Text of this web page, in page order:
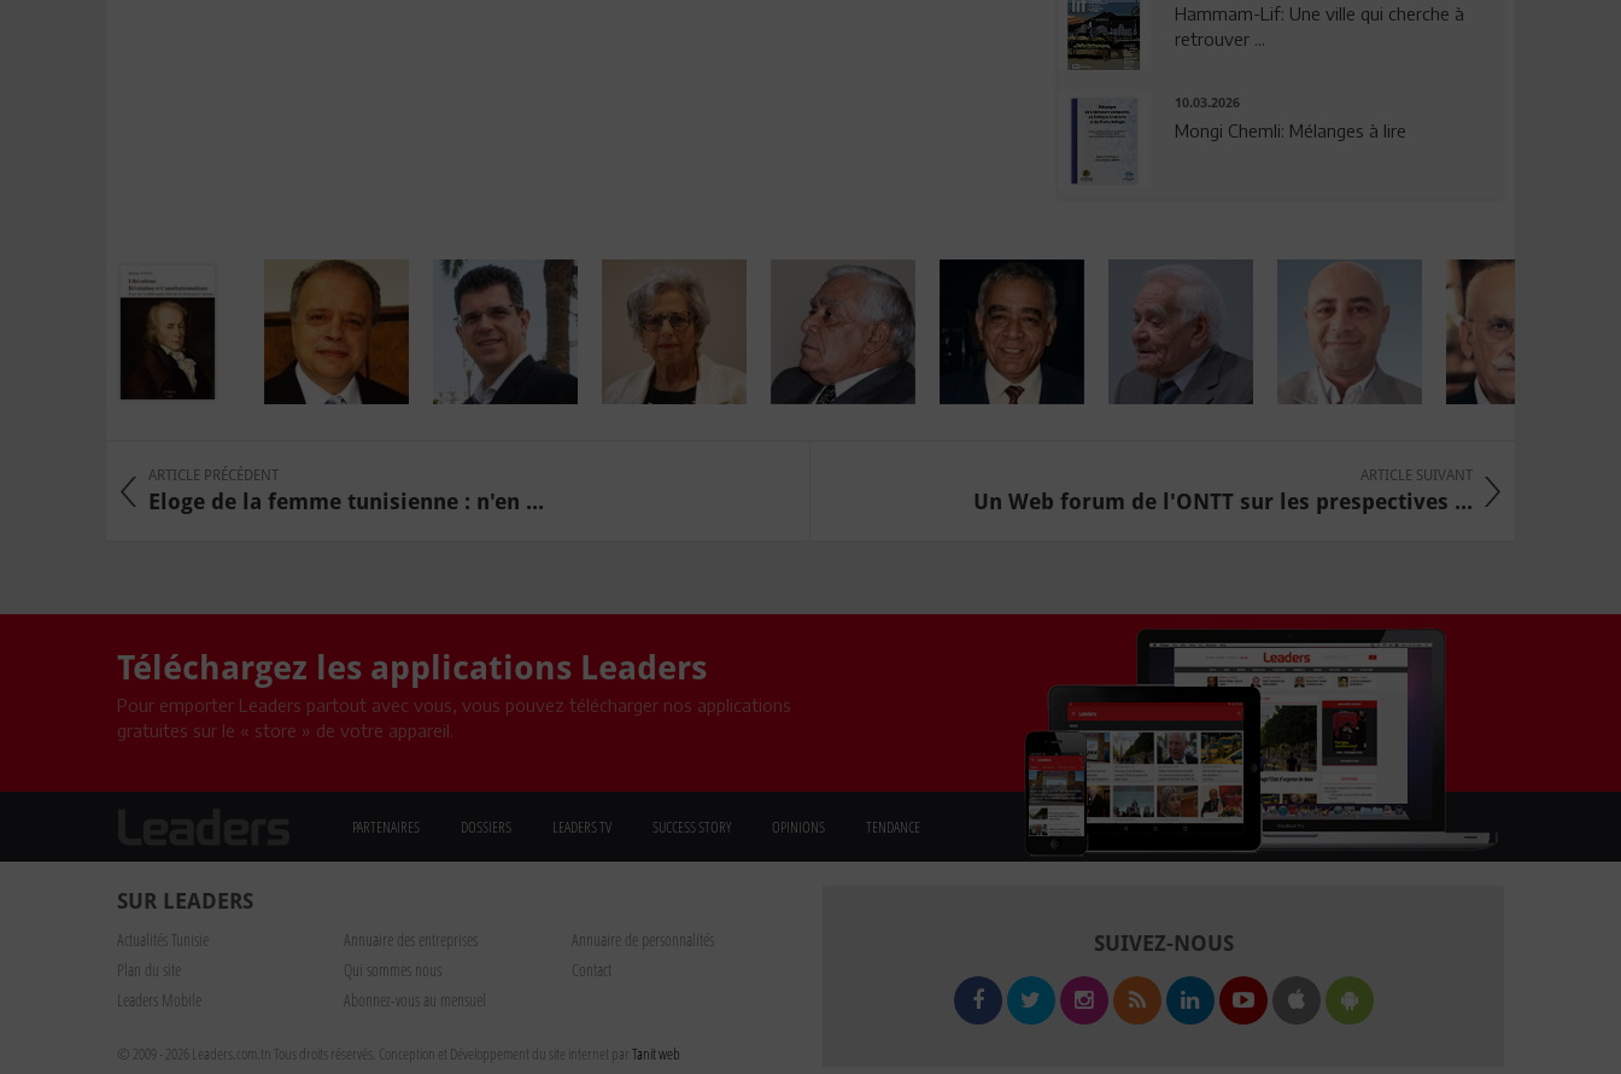
Hammam-Lif: Une ville qui cherche à
retrouver ...
10.03.2026
Mongi Chemli: Mélanges à lire
ARTICLE PRÉCÉDENT
Eloge de la femme tunisienne : n'en ...
ARTICLE SUIVANT
Un Web forum de l'ONTT sur les prespectives ...
Téléchargez les applications Leaders
Pour emporter Leaders partout avec vous, vous pouvez télécharger nos applications
gratuites sur le « store » de votre appareil.
PARTENAIRES DOSSIERS LEADERS TV SUCCESS STORY OPINIONS TENDANCE
SUR LEADERS
Actualités Tunisie Annuaire des entreprises
Annuaire de personnalités
Plan du site
Qui sommes nous
Contact
Leaders Mobile
Abonnez-vous au mensuel
© 2009 - 2026 Leaders.com.tn Tous droits réservés. Conception et Développement du site internet parTanit web
SUIVEZ-NOUS